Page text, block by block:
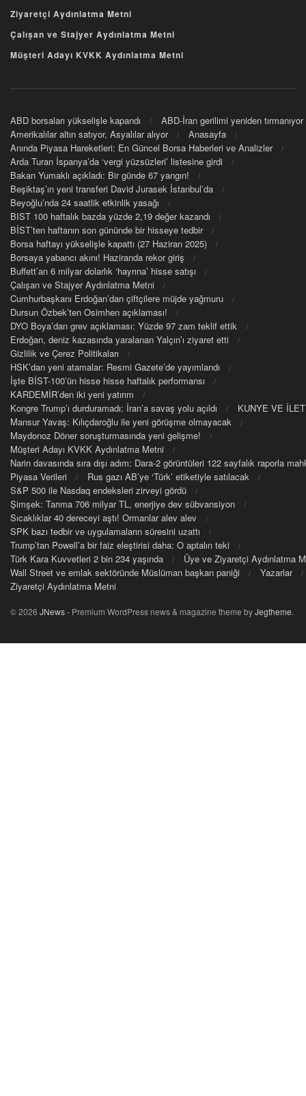
Ziyaretçi Aydınlatma Metni
Çalışan ve Stajyer Aydınlatma Metni
Müşteri Adayı KVKK Aydınlatma Metni
ABD borsaları yükselişle kapandı
ABD-İran gerilimi yeniden tırmanıyor
Amerikalılar altın satıyor, Asyalılar alıyor
Anasayfa
Anında Piyasa Hareketleri: En Güncel Borsa Haberleri ve Analizler
Arda Turan İspanya’da ‘vergi yüzsüzleri’ listesine girdi
Bakan Yumaklı açıkladı: Bir günde 67 yangın!
Beşiktaş’ın yeni transferi David Jurasek İstanbul’da
Beyoğlu’nda 24 saatlik etkinlik yasağı
BIST 100 haftalık bazda yüzde 2,19 değer kazandı
BİST’ten haftanın son gününde bir hisseye tedbir
Borsa haftayı yükselişle kapattı (27 Haziran 2025)
Borsaya yabancı akını! Haziranda rekor giriş
Buffett’an 6 milyar dolarlık ‘hayrına’ hisse satışı
Çalışan ve Stajyer Aydınlatma Metni
Cumhurbaşkanı Erdoğan’dan çiftçilere müjde yağmuru
Dursun Özbek’ten Osimhen açıklaması!
DYO Boya’dan grev açıklaması: Yüzde 97 zam teklif ettik
Erdoğan, deniz kazasında yaralanan Yalçın’ı ziyaret etti
Gizlilik ve Çerez Politikaları
HSK’dan yeni atamalar: Resmi Gazete’de yayımlandı
İşte BİST-100’ün hisse hisse haftalık performansı
KARDEMİR’den iki yeni yatırım
Kongre Trump’ı durduramadı: İran’a savaş yolu açıldı
KUNYE VE
Mansur Yavaş: Kılıçdaroğlu ile yeni görüşme olmayacak
Maydonoz Döner soruşturmasında yeni gelişme!
Müşteri Adayı KVKK Aydınlatma Metni
Narin davasında sıra dışı adım: Dara-2 görüntüleri 122 sayfalık raporla
Piyasa Verileri
Rus gazı AB’ye ‘Türk’ etiketiyle satılacak
S&P 500 ile Nasdaq endeksleri zirveyi gördü
Şimşek: Tarıma 706 milyar TL, enerjiye dev sübvansiyon
Sıcaklıklar 40 dereceyi aştı! Ormanlar alev alev
SPK bazı tedbir ve uygulamaların süresini uzattı
Trump’tan Powell’a bir faiz eleştirisi daha: O aptalın teki
Türk Kara Kuvvetleri 2 bin 234 yaşında
Üye ve Ziyaretçi Aydınlatma
Wall Street ve emlak sektöründe Müslüman başkan paniği
Yazarlar
Ziyaretçi Aydınlatma Metni
© 2026 JNews- Premium WordPress news & magazine theme byJegtheme.